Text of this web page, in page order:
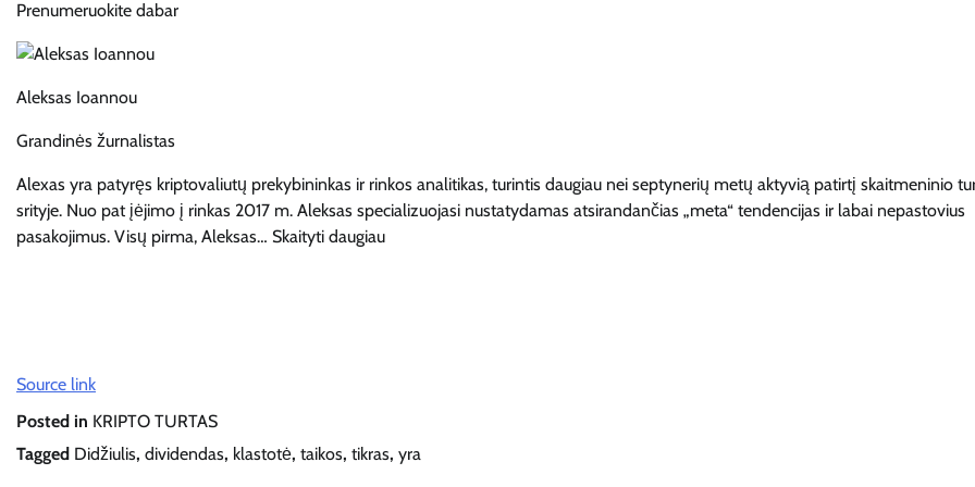
Prenumeruokite dabar
Aleksas Ioannou
Grandinės žurnalistas
Alexas yra patyręs kriptovaliutų prekybininkas ir rinkos analitikas, turintis daugiau nei septynerių metų aktyvią patirtį skaitmeninio
srityje. Nuo pat įėjimo į rinkas 2017 m. Aleksas specializuojasi nustatydamas atsirandančias „meta“ tendencijas ir labai nepastovius
pasakojimus. Visų pirma, Aleksas… Skaityti daugiau
Source link
Posted in KRIPTO TURTAS
Tagged Didžiulis, dividendas, klastotė, taikos, tikras, yra